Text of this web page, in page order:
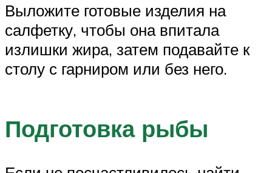
Выложите готовые изделия на
салфетку, чтобы она впитала
излишки жира, затем подавайте к
столу с гарниром или без него.
Подготовка рыбы